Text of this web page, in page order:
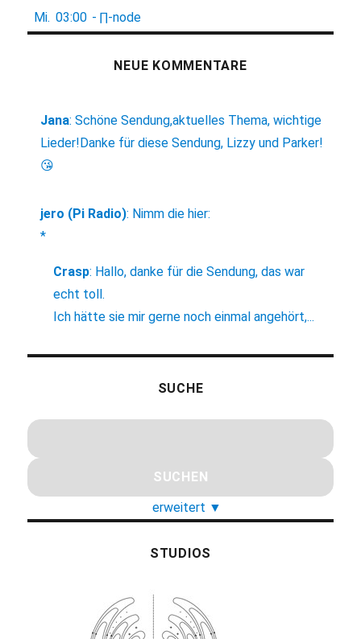
Mi. 03:00 - ∏-node
NEUE KOMMENTARE
Jana:Schöne Sendung,aktuelles Thema, wichtige
Lieder!Danke für diese Sendung, Lizzy und Parker!
😘
jero (Pi Radio): Nimm die hier:
*
Crasp: Hallo, danke für die Sendung, das war
echt toll.
Ich hätte sie mir gerne noch einmal angehört,...
SUCHE
erweitert ▼
STUDIOS